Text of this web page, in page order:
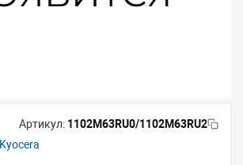
Артикул: 1102M63RU0/1102M63RU2
Kyocera